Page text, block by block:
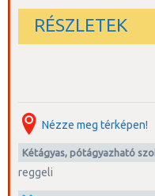
RÉSZLETEK
Nézze meg térképen!
kétágyas, pótágyazható
reggeli